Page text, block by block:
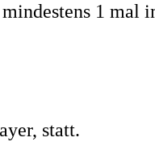
1 mal
statt.